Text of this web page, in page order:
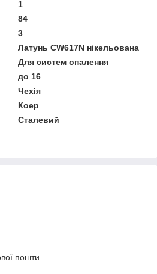
1
84
3
Латунь CW617N нікельована
Для систем опалення
до 16
Чехія
Коер
Сталевий
пошти